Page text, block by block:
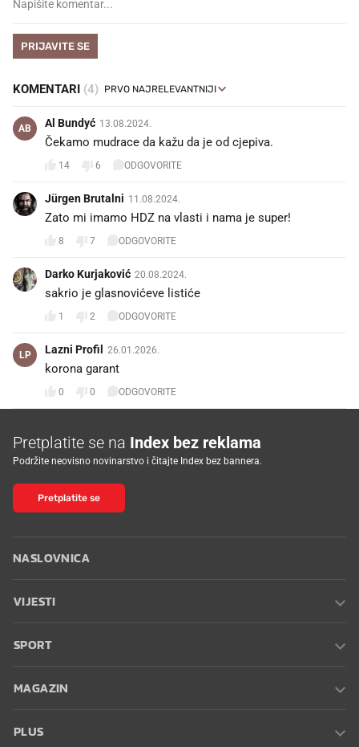
PRIJAVITE SE
KOMENTARI (4)
AB Al Bundyć 13.08.2024.
Čekamo mudrace da kažu da je od cjepiva.
14 6 ODGOVORITE
Jürgen Brutalni 11.08.2024.
Zato mi imamo HDZ na vlasti i nama je super!
8 7 ODGOVORITE
Darko Kurjaković 20.08.2024.
sakrio je glasnovićeve listiće
1 2 ODGOVORITE
LP Lazni Profil 26.01.2026.
korona garant
0 0 ODGOVORITE
Pretplatite se na Index bez reklama
Podržite neovisno novinarstvo i čitajte Index bez bannera.
Pretplatite se
NASLOVNICA
VIJESTI
SPORT
MAGAZIN
PLUS